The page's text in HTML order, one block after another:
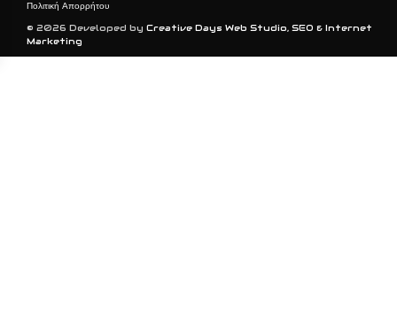
© 2026 Developed by Creative Days Web Studio, SEO & Internet
Marketing
Πολιτική Απορρήτου